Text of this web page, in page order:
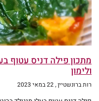
מתכון פילה דניס עטוף
ולימון
רות ברונשטיין 22 במאי 2023